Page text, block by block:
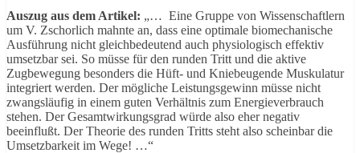
Auszug aus dem Artikel: „… Eine Gruppe von Wissenschaftlern
um V. Zschorlich mahnte an, dass eine optimale biomechanische
Ausführung nicht gleichbedeutend auch physiologisch effektiv
umsetzbar sei. So müsse für den runden Tritt und die aktive
Zugbewegung besonders die Hüft- und Kniebeugende Muskulatur
integriert werden. Der mögliche Leistungsgewinn müsse nicht
zwangsläufig in einem guten Verhältnis zum Energieverbrauch
stehen. Der Gesamtwirkungsgrad würde also eher negativ
beeinflußt. Der Theorie des runden Tritts steht also scheinbar die
Umsetzbarkeit im Wege! …“